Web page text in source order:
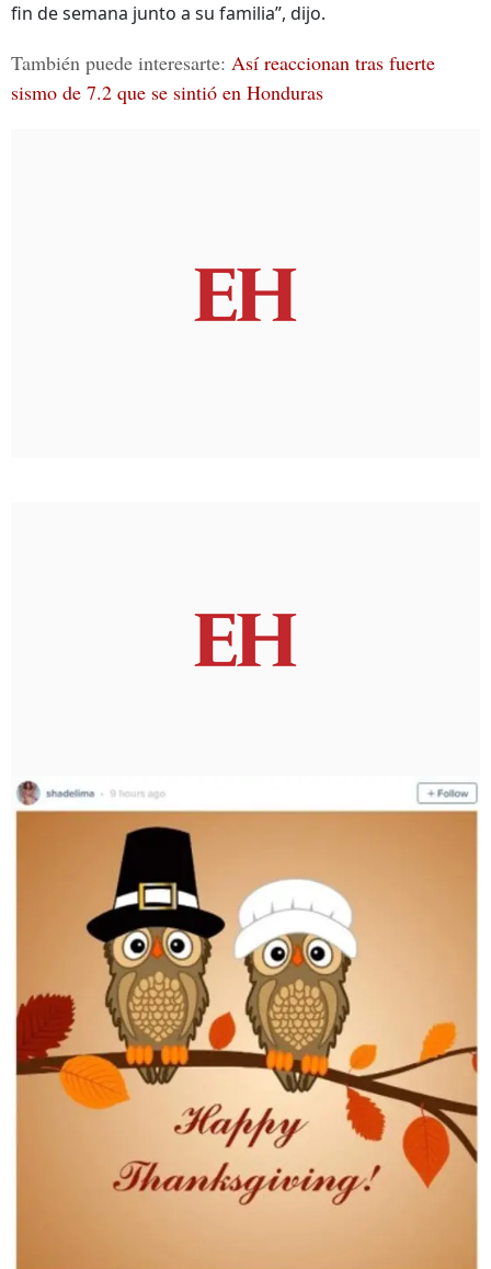
fin de semana junto a su familia”, dijo.
También puede interesarte: Así reaccionan tras fuerte
sismo de 7.2 que se sintió en Honduras